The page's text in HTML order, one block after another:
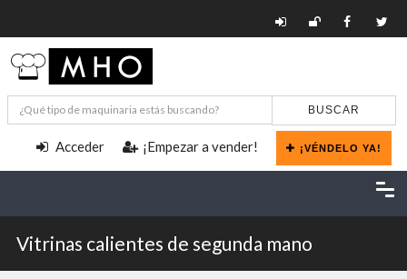
BUSCAR
Acceder ¡Empezar a vender! ¡VÉNDELO YA!
Vitrinas calientes de segunda mano